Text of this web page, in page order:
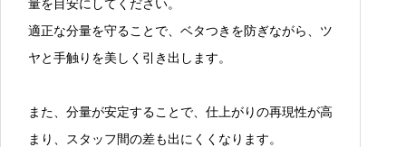
量を目安にしてください。
適正な分量を守ることで、ベタつきを防ぎながら、ツ
ヤと手触りを美しく引き出します。
また、分量が安定することで、仕上がりの再現性が高
まり、スタッフ間の差も出にくくなります。